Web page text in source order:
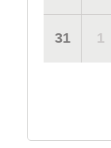
31 1